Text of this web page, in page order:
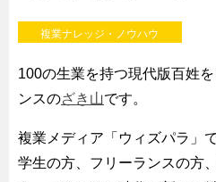
複業ナレッジ・ノウハウ
100の生業を持つ現代版百姓
ンスのざき山です。
複業メディア「ウィズパラ」
学生の方、フリーランスの方